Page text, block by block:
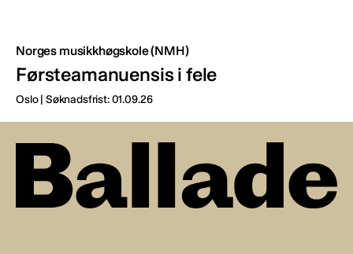
Norges musikkhøgskole (NMH)
Førsteamanuensis i fele
Oslo | Søknadsfrist: 01.09.26